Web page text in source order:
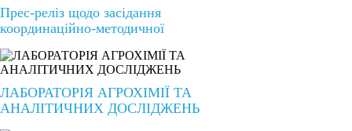
Прес-реліз щодо засідання
координаційно-методичної
ЛАБОРАТОРІЯ АГРОХІМІЇ ТА
АНАЛІТИЧНИХ ДОСЛІДЖЕНЬ